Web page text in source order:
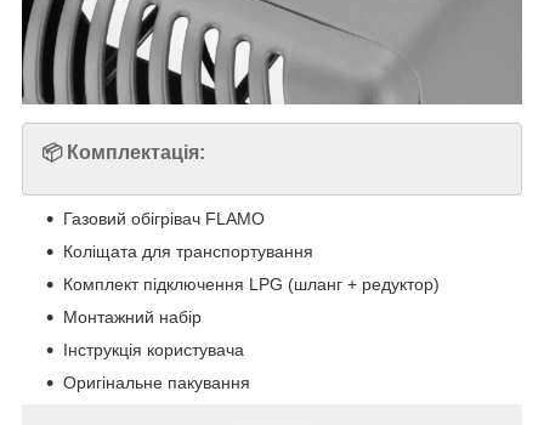
📦 Комплектація:
Газовий обігрівач FLAMO
Коліщата для транспортування
Комплект підключення LPG (шланг + редуктор)
Монтажний набір
Інструкція користувача
Оригінальне пакування